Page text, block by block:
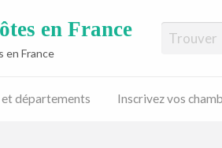
en France
en France
et départements Inscrivez vos